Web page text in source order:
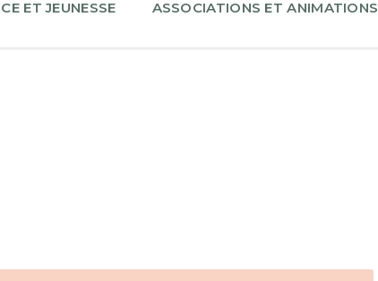
ET JEUNESSE ASSOCIATIONS ET ANIMATIONS